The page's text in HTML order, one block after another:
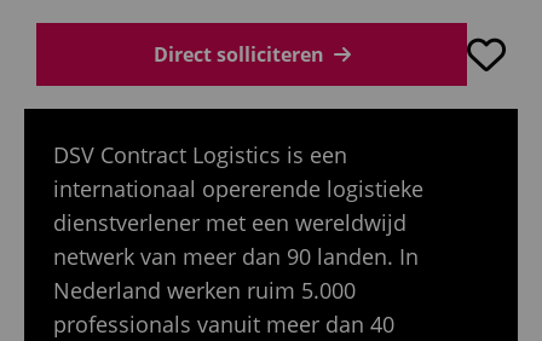
Direct solliciteren
DSV Contract Logistics is een
internationaal opererende logistieke
dienstverlener met een wereldwijd
netwerk van meer dan 90 landen. In
Nederland werken ruim 5.000
professionals vanuit meer dan 40